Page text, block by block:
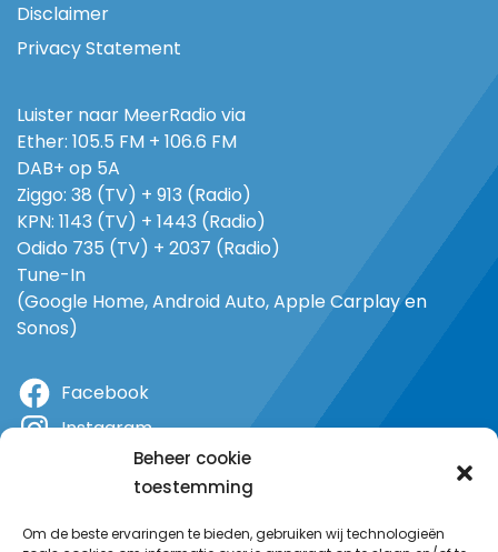
Beheer cookie
toestemming
Om de beste ervaringen te bieden, gebruiken wij technologieën
Disclaimer
Privacy Statement
Luister naar MeerRadio via
Ether: 105.5 FM + 106.6 FM
DAB+ op 5A
Ziggo: 38 (TV) + 913 (Radio)
KPN: 1143 (TV) + 1443 (Radio)
Odido 735 (TV) + 2037 (Radio)
Tune-In
(Google Home, Android Auto, Apple Carplay en
Sonos)
Facebook
Instagram
YouTube